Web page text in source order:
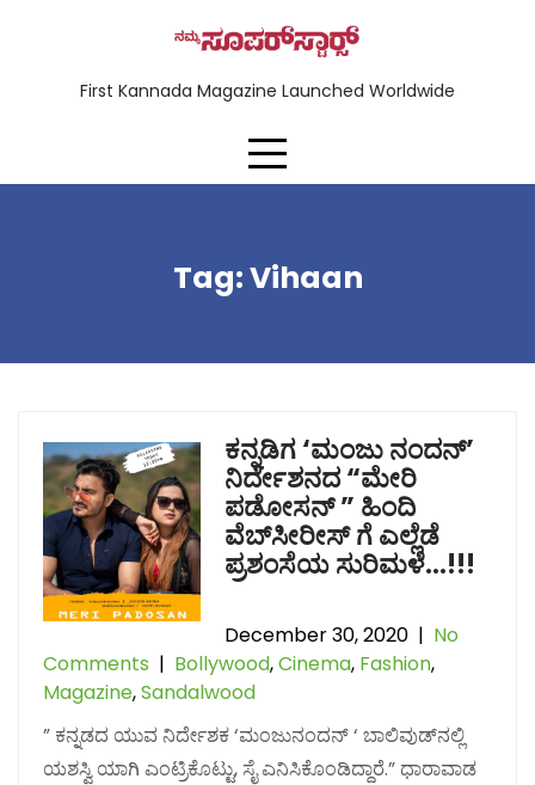
First Kannada Magazine Launched Worldwide
Tag:Vihaan
ಕನ್ನಡಿಗ ‘ಮಂಜು ನಂದನ್’
ನಿರ್ದೇಶನದ “ಮೇರಿ
ಪಡೋಸನ್‌ ” ಹಿಂದಿ
ವೆಬ್‌ಸೀರೀಸ್‌ ಗೆ ಎಲ್ಲೆಡೆ
ಪ್ರಶಂಸೆಯ ಸುರಿಮಳೆ…!!!
December 30, 2020 | No
Comments | Bollywood,Cinema, Fashion,
Magazine,Sandalwood
” ಕನ್ನಡದ ಯುವ ನಿರ್ದೇಶಕ ‘ಮಂಜುನಂದನ್ ‘ ಬಾಲಿವುಡ್‌ನಲ್ಲಿ
ಯಶಸ್ವಿ ಯಾಗಿ ಎಂಟ್ರಿಕೊಟ್ಟು, ಸೈ ಎನಿಸಿಕೊಂಡಿದ್ದಾರೆ.” ಧಾರಾವಾಡ